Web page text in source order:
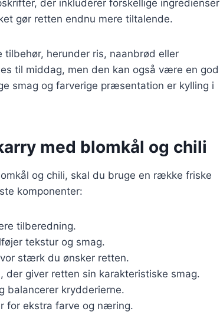
der inkluderer forskellige ingredienser
gør retten endnu mere tiltalende.
tilbehør, herunder ris, naanbrød eller
til middag, men den kan også være en god
smag og farverige præsentation er kylling i
med blomkål og chili
og chili, skal du bruge en række friske
komponenter:
tilberedning.
tekstur og smag.
stærk du ønsker retten.
der giver retten sin karakteristiske smag.
balancerer krydderierne.
for ekstra farve og næring.